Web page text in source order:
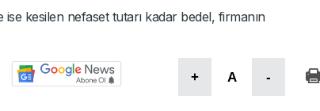
kesilen nefaset tutarı kadar bedel, firmanın
+ A -